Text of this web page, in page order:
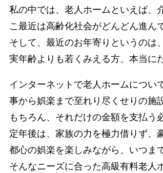
私の中では、老人ホームといえば、
こ最近は高齢化社会がどんどん進ん
そして、最近のお年寄りというのは
実年齢よりも若くみえる方、本当に
インターネットで老人ホームにつ
事から娯楽まで至れり尽くせりの施
もちろん、それだけの金額を支払う
定年後は、家族の力を極力借りず、
都心の娯楽を楽しみながら、いつま
そんなニーズに合った高級有料老人